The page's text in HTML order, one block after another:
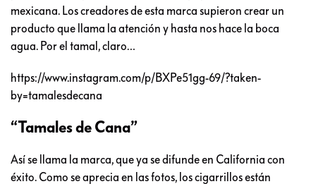
mexicana. Los creadores de esta marca supieron crear un
producto que llama la atención y hasta nos hace la boca
agua. Por el tamal, claro…
https://www.instagram.com/p/BXPe51gg-69/?taken-
by=tamalesdecana
“Tamales de Cana”
Así se llama la marca, que ya se difunde en California con
éxito. Como se aprecia en las fotos, los cigarrillos están